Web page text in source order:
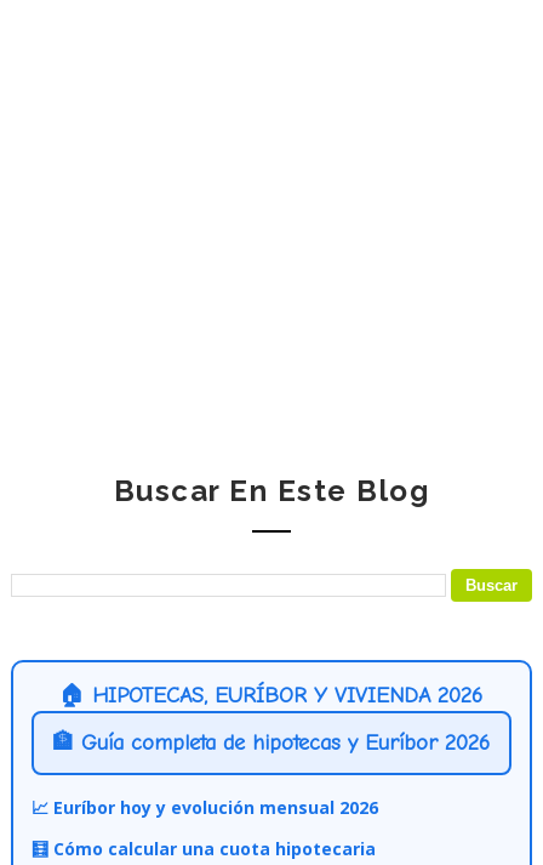
Buscar En Este Blog
🏠 HIPOTECAS, EURÍBOR Y VIVIENDA 2026
🏦 Guía completa de hipotecas y Euríbor 2026
📈 Euríbor hoy y evolución mensual 2026
🧮 Cómo calcular una cuota hipotecaria